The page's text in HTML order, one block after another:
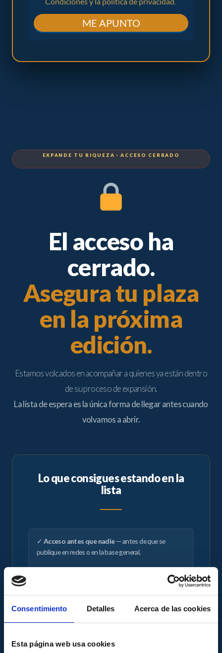
Consentimiento Detalles Acerca de las cookies
Esta página web usa cookies
EXPANDE TU RIQUEZA · ACCESO CERRADO
El acceso ha
cerrado.
Asegura tu plaza
en la próxima
edición.
Estamos volcados en acompañar a quienes ya están dentro
de su proceso de expansión.
La lista de espera es la única forma de llegar antes cuando
volvamos a abrir.
Lo que consigues estando en la
lista
✓ Acceso antes que nadie— antes de que se
publique en redes o en la base general.
✓Tiempo para decidir — sin urgencia artificial ni